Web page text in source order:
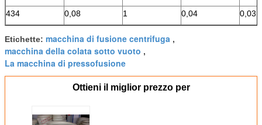
434
0,08 1 0,04 0,03
Etichette: macchina di fusione centrifuga ,
macchina della colata sotto vuoto ,
La macchina di pressofusione
Ottieni il miglior prezzo per